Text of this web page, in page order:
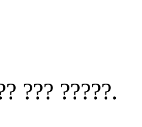
??? ?????.